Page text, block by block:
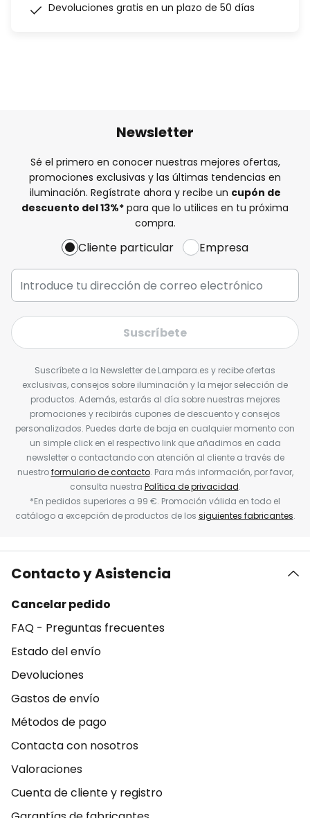
Devoluciones gratis en un plazo de 50 días
Newsletter
Sé el primero en conocer nuestras mejores ofertas,
promociones exclusivas y las últimas tendencias en
iluminación. Regístrate ahora y recibe un cupón de
descuento del13%* para que lo utilices en tu próxima
compra.
Cliente particular Empresa
Suscríbete
Suscríbete a la Newsletter de Lampara.es y recibe ofertas
exclusivas, consejos sobre iluminación y la mejor selección de
productos. Además, estarás al día sobre nuestras mejores
promociones y recibirás cupones de descuento y consejos
personalizados. Puedes darte de baja en cualquier momento con
un simple click en el respectivo link que añadimos en cada
newsletter o contactando con atención al cliente a través de
nuestroformulario de contacto. Para más información, por favor,
consulta nuestra Política de privacidad.
*En pedidos superiores a 99 €. Promoción válida en todo el
catálogo a excepción de productos de los siguientes fabricantes.
Contacto y Asistencia
Cancelar pedido
FAQ - Preguntas frecuentes
Estado del envío
Devoluciones
Gastos de envío
Métodos de pago
Contacta con nosotros
Valoraciones
Cuenta de cliente y registro